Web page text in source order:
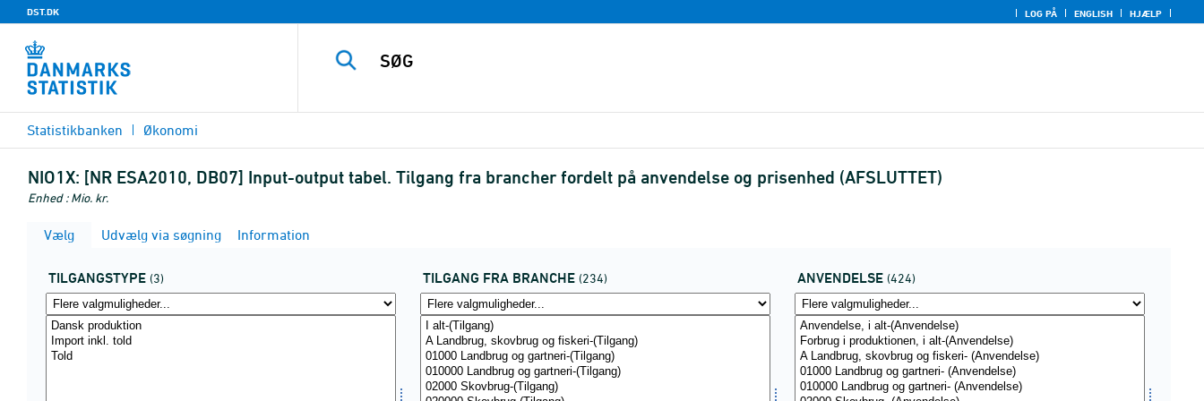
DST.DK LOG PÅ ENGLISH HJÆLP
Statistikbanken Økonomi
NIO1X: [NR ESA2010, DB07] Input-output tabel. Tilgang fra brancher fordelt på anvendelse og prisenhed (AFSLUTTET)
Enhed : Mio. kr.
Vælg Udvælg via søgning Information
TILGANGSTYPE (3) TILGANG FRA BRANCHE (234) ANVENDELSE (424)